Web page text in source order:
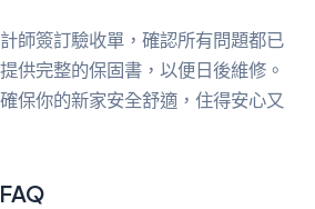
師簽訂驗收單，確認所有問題都已
供完整的保固書，以便日後維修。
保你的新家安全舒適，住得安心又